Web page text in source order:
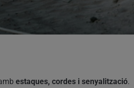
estaques, cordes i senyalització.